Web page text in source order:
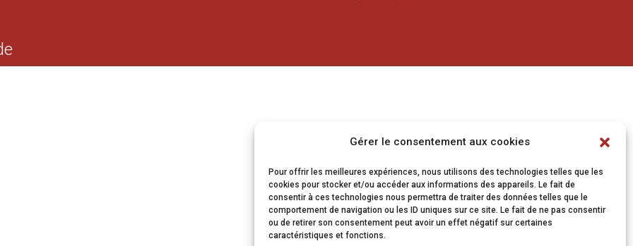
Gérer le consentement aux cookies
Pour offrir les meilleures expériences, nous utilisons des technologies telles que les
cookies pour stocker et/ou accéder aux informations des appareils. Le fait de
consentir à ces technologies nous permettra de traiter des données telles que le
comportement de navigation ou les ID uniques sur ce site. Le fait de ne pas consentir
ou de retirer son consentement peut avoir un effet négatif sur certaines
caractéristiques et fonctions.